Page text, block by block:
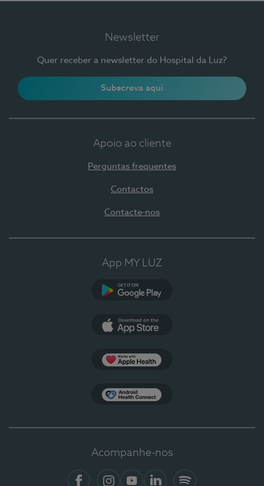
Newsletter
Quer receber a newsletter do Hospital da Luz?
Subscreva aqui
Apoio ao cliente
Perguntas frequentes
Contactos
Contacte-nos
App MY LUZ
Acompanhe-nos